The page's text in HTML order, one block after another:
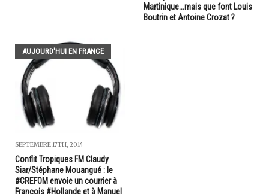
Martinique...mais que font Louis
Boutrin et Antoine Crozat ?
AUJOURD'HUI EN FRANCE
SEPTEMBRE 17TH, 2014
Conflit Tropiques FM Claudy
Siar/Stéphane Mouangué : le
#CREFOM envoie un courrier à
François #Hollande et à Manuel